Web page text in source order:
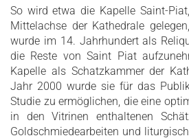
So wird etwa die Kapelle Saint-
Mittelachse der Kathedrale
wurde im 14. Jahrhundert als
die Reste von Saint Piat
Kapelle als Schatzkammer der
Jahr 2000 wurde sie für das
Studie zu ermöglichen, die eine
in den Vitrinen enthaltenen
Goldschmiedearbeiten und